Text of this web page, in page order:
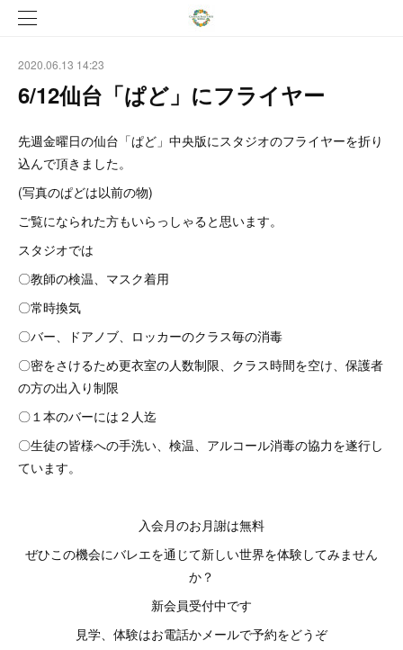
2020.06.13 14:23
6/12仙台「ぱど」にフライヤー
先週金曜日の仙台「ぱど」中央版にスタジオのフライヤーを折り
込んで頂きました。
(写真のぱどは以前の物)
ご覧になられた方もいらっしゃると思います。
スタジオでは
〇教師の検温、マスク着用
〇常時換気
〇バー、ドアノブ、ロッカーのクラス毎の消毒
〇密をさけるため更衣室の人数制限、クラス時間を空け、保護者
の方の出入り制限
〇１本のバーには２人迄
〇生徒の皆様への手洗い、検温、アルコール消毒の協力を遂行し
ています。
入会月のお月謝は無料
ぜひこの機会にバレエを通じて新しい世界を体験してみません
か？
新会員受付中です
見学、体験はお電話かメールで予約をどうぞ